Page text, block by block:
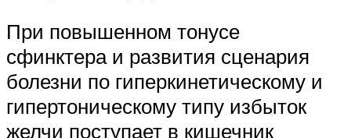
При повышенном тонусе
сфинктера и развития сценария
болезни по гиперкинетическому и
гипертоническому типу избыток
желчи поступает в кишечник